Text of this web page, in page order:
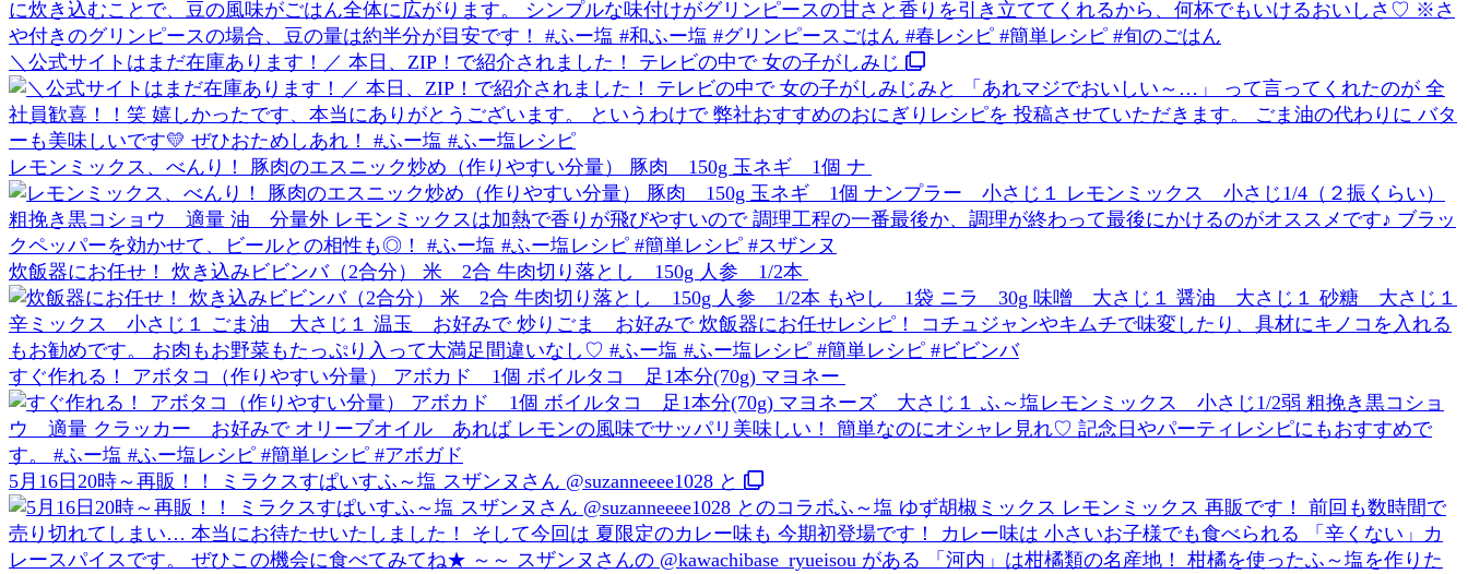
＼公式サイトはまだ在庫あります！／ 本日、ZIP！で紹介されました！ テレビの中で 女の子がしみじ
レモンミックス、べんり！ 豚肉のエスニック炒め（作りやすい分量） 豚肉 150g 玉ネギ 1個 ナ
炊飯器にお任せ！ 炊き込みビビンバ（2合分） 米 2合 牛肉切り落とし 150g 人参 1/2本
すぐ作れる！ アボタコ（作りやすい分量） アボカド 1個 ボイルタコ 足1本分(70g) マヨネー
5月16日20時～再販！！ ミラクスすぱいすふ～塩 スザンヌさん @suzanneeee1028 と